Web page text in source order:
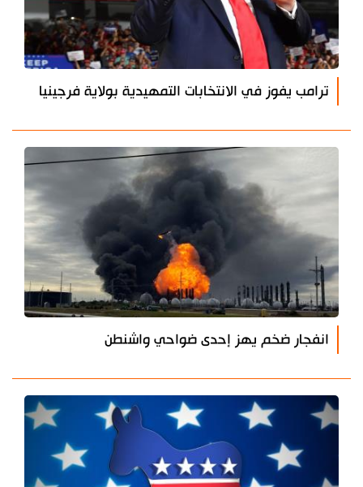
ترامب يفوز في الانتخابات التمهيدية بولاية فرجينيا
انفجار ضخم يهز إحدى ضواحي واشنطن